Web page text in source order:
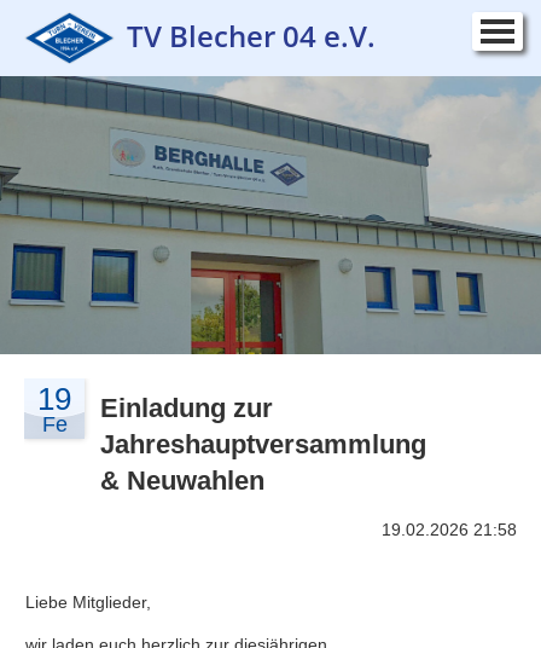
TV Blecher 04 e.V.
19
Fe
Einladung zur
Jahreshauptversammlung
& Neuwahlen
19.02.2026 21:58
Liebe Mitglieder,
Startseite ▼
Verein
Sportangebot
Kurse
Wettkampf
Impressum